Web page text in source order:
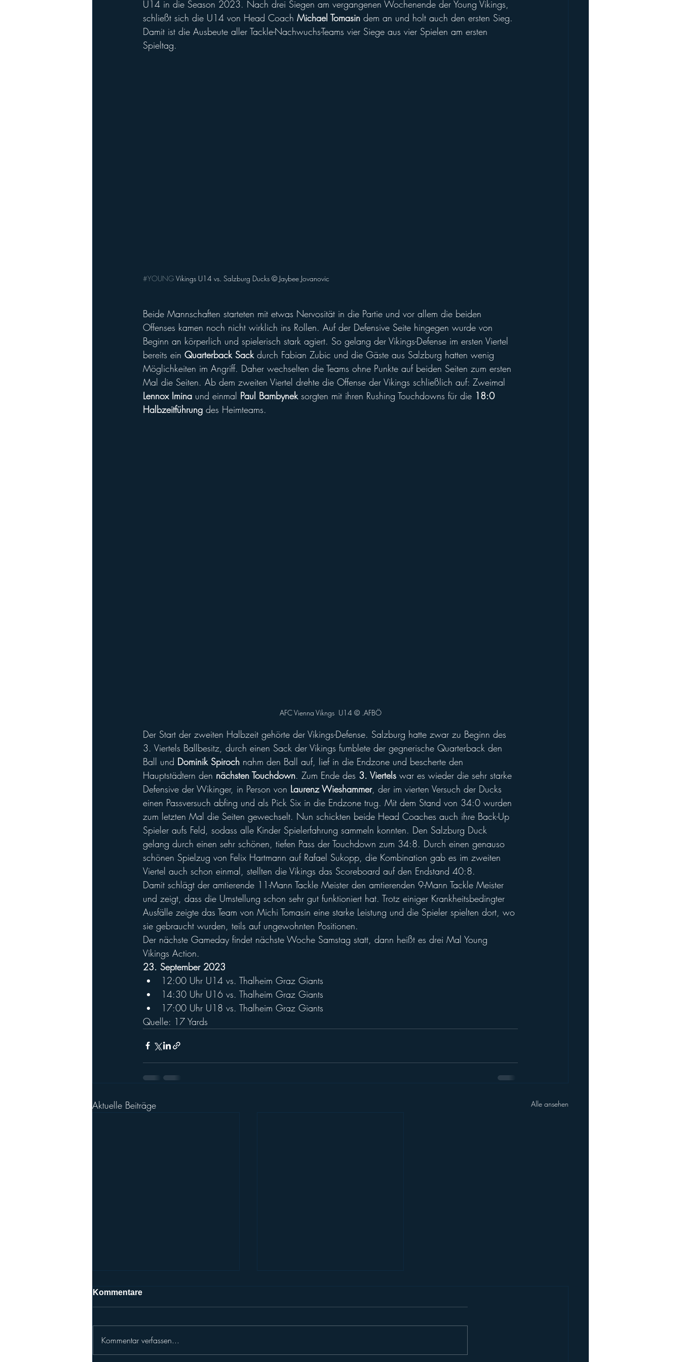
Ladies Football Hall of Fame Vikings abroad
U14 in die Season 2023. Nach drei Siegen am vergangenen Wochenende der Young Vikings,
schließt sich die U14 von Head Coach Michael Tomasin dem an und holt auch den ersten Sieg.
Damit ist die Ausbeute aller Tackle-Nachwuchs-Teams vier Siege aus vier Spielen am ersten
Spieltag.
#YOUNG Vikings U14 vs. Salzburg Ducks © Jaybee Jovanovic
Beide Mannschaften starteten mit etwas Nervosität in die Partie und vor allem die beiden
Offenses kamen noch nicht wirklich ins Rollen. Auf der Defensive Seite hingegen wurde von
Beginn an körperlich und spielerisch stark agiert. So gelang der Vikings-Defense im ersten Viertel
bereits ein Quarterback Sack durch Fabian Zubic und die Gäste aus Salzburg hatten wenig
Möglichkeiten im Angriff. Daher wechselten die Teams ohne Punkte auf beiden Seiten zum ersten
Mal die Seiten. Ab dem zweiten Viertel drehte die Offense der Vikings schließlich auf: Zweimal
Lennox Imina und einmal Paul Bambynek sorgten mit ihren Rushing Touchdowns für die 18:0
Halbzeitführung des Heimteams.
AFC Vienna Vikngs  U14 © .AFBÖ
Der Start der zweiten Halbzeit gehörte der Vikings-Defense. Salzburg hatte zwar zu Beginn des
3. Viertels Ballbesitz, durch einen Sack der Vikings fumblete der gegnerische Quarterback den
Ball und Dominik Spiroch nahm den Ball auf, lief in die Endzone und bescherte den
Hauptstädtern den nächsten Touchdown. Zum Ende des 3. Viertels war es wieder die sehr starke
Defensive der Wikinger, in Person von Laurenz Wieshammer, der im vierten Versuch der Ducks
einen Passversuch abfing und als Pick Six in die Endzone trug. Mit dem Stand von 34:0 wurden
zum letzten Mal die Seiten gewechselt. Nun schickten beide Head Coaches auch ihre Back-Up
Spieler aufs Feld, sodass alle Kinder Spielerfahrung sammeln konnten. Den Salzburg Duck
gelang durch einen sehr schönen, tiefen Pass der Touchdown zum 34:8. Durch einen genauso
schönen Spielzug von Felix Hartmann auf Rafael Sukopp, die Kombination gab es im zweiten
Viertel auch schon einmal, stellten die Vikings das Scoreboard auf den Endstand 40:8.
Damit schlägt der amtierende 11-Mann Tackle Meister den amtierenden 9-Mann Tackle Meister
und zeigt, dass die Umstellung schon sehr gut funktioniert hat. Trotz einiger Krankheitsbedingter
Ausfälle zeigte das Team von Michi Tomasin eine starke Leistung und die Spieler spielten dort, wo
sie gebraucht wurden, teils auf ungewohnten Positionen.
Der nächste Gameday findet nächste Woche Samstag statt, dann heißt es drei Mal Young
Vikings Action.
23. September 2023
12:00 Uhr U14 vs. Thalheim Graz Giants
14:30 Uhr U16 vs. Thalheim Graz Giants
17:00 Uhr U18 vs. Thalheim Graz Giants
Quelle: 17 Yards
Aktuelle Beiträge Alle ansehen
Kommentare
Kommentar verfassen...